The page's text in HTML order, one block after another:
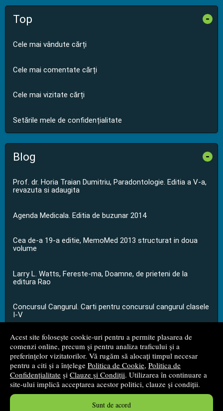
Acest site folosește cookie-uri pentru a permite plasarea de
comenzi online, precum și pentru analiza traficului și a
preferințelor vizitatorilor. Vă rugăm să alocați timpul necesar
pentru a citi și a înțelege Politica de Cookie, Politica de
Confidențialitate și Clauze și Condiții. Utilizarea în continuare a
site-ului implică acceptarea acestor politici, clauze și condiții.
Sunt de acord
Top -
Cele mai vândute cărți
Cele mai comentate cărți
Cele mai vizitate cărți
Setările mele de confidențialitate
Blog -
Prof. dr. Horia Traian Dumitriu, Paradontologie. Editia a V-a,
revazuta si adaugita
Agenda Medicala. Editia de buzunar 2014
Cea de-a 19-a editie, MemoMed 2013 structurat in doua
volume
Larry L. Watts, Fereste-ma, Doamne, de prieteni de la
editura Rao
Concursul Cangurul. Carti pentru concursul cangurul clasele
I-V
...toate știrile
© 2008 - 2026S.C. M.G. Net Distribution S.R.L.
Magazin onlinecreat deVital Soft